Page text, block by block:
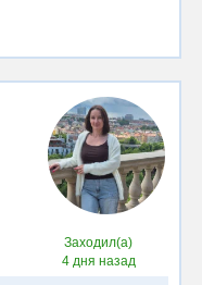
Заходил(а)
4 дня назад